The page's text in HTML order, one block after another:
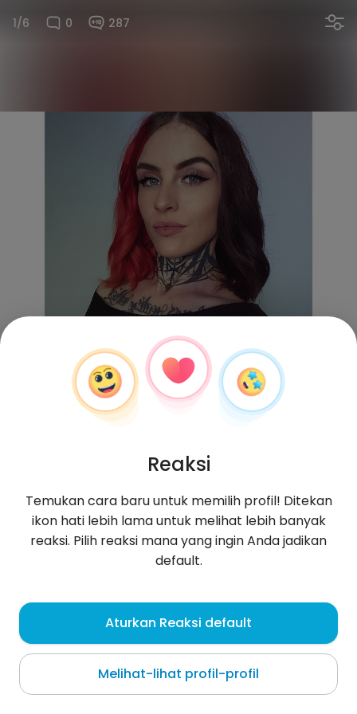
1/6 0 287
Ginny
Katowice
częściej tutaj 🙃👉 ig: futuristic_precision
Reaksi
Temukan cara baru untuk memilih profil! Ditekan
ikon hati lebih lama untuk melihat lebih banyak
reaksi. Pilih reaksi mana yang ingin Anda jadikan
default.
Aturkan Reaksi default
Melihat-lihat profil-profil